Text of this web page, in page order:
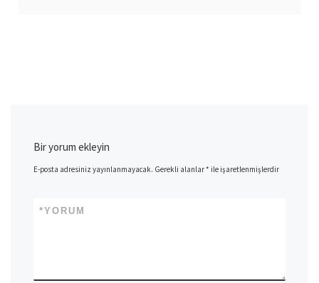
Bir yorum ekleyin
E-posta adresiniz yayınlanmayacak. Gerekli alanlar* ile işaretlenmişlerdir
YORUM
*